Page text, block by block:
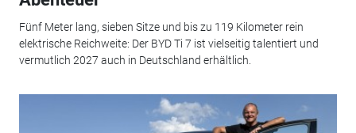
Fünf Meter lang, sieben Sitze und bis zu 119 Kilometer rein
elektrische Reichweite: Der BYD Ti 7 ist vielseitig talentiert und
vermutlich 2027 auch in Deutschland erhältlich.